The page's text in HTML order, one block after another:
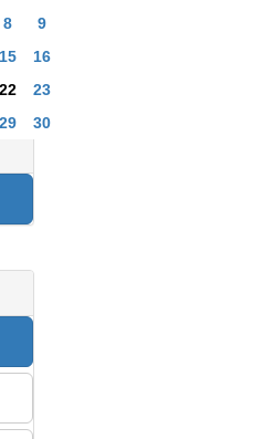
8
9
15
16
22
23
29
30